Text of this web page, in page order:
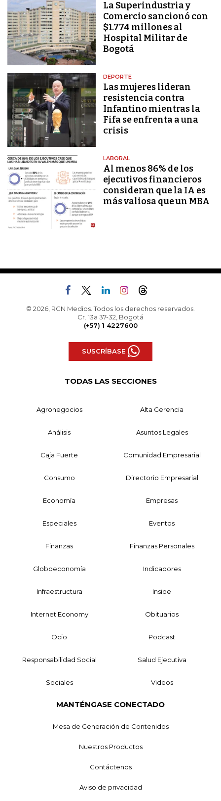
La Superindustria y
Comercio sancionó con
$1.774 millones al
Hospital Militar de
Bogotá
DEPORTE
Las mujeres lideran
resistencia contra
Infantino mientras la
Fifa se enfrenta a una
crisis
LABORAL
Al menos 86% de los
ejecutivos financieros
consideran que la IA es
más valiosa que un MBA
© 2026, RCN Medios. Todos los derechos reservados.
Cr. 13a 37-32, Bogotá
(+57) 1 4227600
SUSCRÍBASE
TODAS LAS SECCIONES
Agronegocios Alta Gerencia
Análisis Asuntos Legales
Caja Fuerte Comunidad Empresarial
Consumo Directorio Empresarial
Economía Empresas
Especiales Eventos
Finanzas Finanzas Personales
Globoeconomía Indicadores
Infraestructura Inside
Internet Economy Obituarios
Ocio Podcast
Responsabilidad Social Salud Ejecutiva
Sociales Videos
MANTÉNGASE CONECTADO
Mesa de Generación de Contenidos
Nuestros Productos
Contáctenos
Aviso de privacidad